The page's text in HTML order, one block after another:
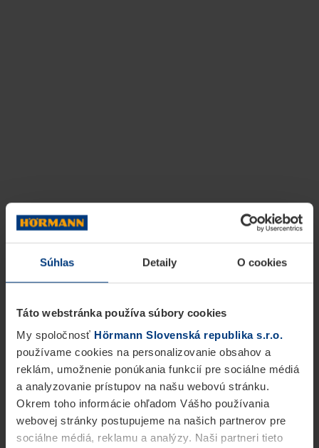
Súhlas Detaily O cookies
Táto webstránka používa súbory cookies
My spoločnosť Hörmann Slovenská republika s.r.o.
používame cookies na personalizovanie obsahov a
reklám, umožnenie ponúkania funkcií pre sociálne médiá
a analyzovanie prístupov na našu webovú stránku.
Okrem toho informácie ohľadom Vášho používania
webovej stránky postupujeme na našich partnerov pre
sociálne médiá, reklamu a analýzy. Naši partneri tieto